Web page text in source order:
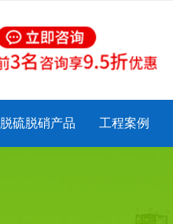
脱硫脱硝产品 工程案例